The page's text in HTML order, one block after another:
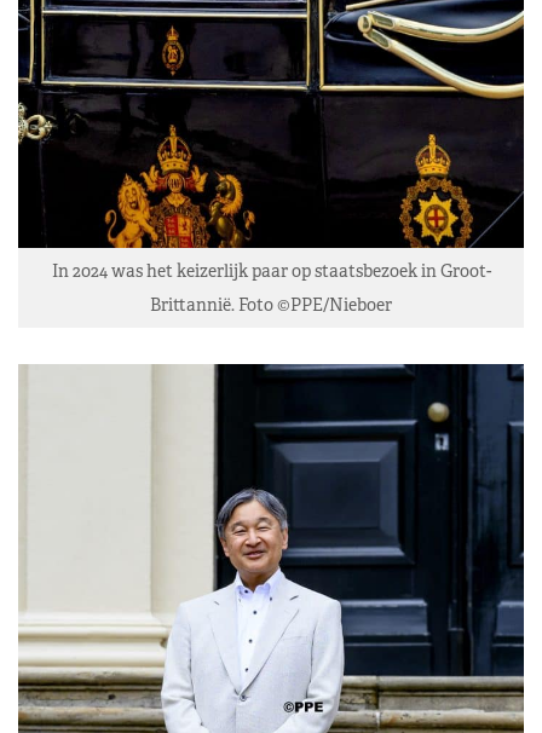
In 2024 was het keizerlijk paar op staatsbezoek in Groot-
Brittannië. Foto ©PPE/Nieboer